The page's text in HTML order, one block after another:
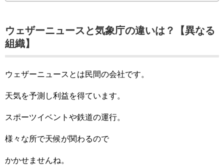
ウェザーニュースと気象庁の違いは？【異なる
組織】
ウェザーニュースとは民間の会社です。
天気を予測し利益を得ています。
スポーツイベントや鉄道の運行。
様々な所で天候が関わるので
かかせませんね。